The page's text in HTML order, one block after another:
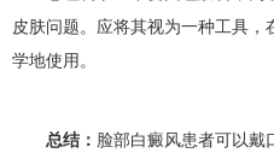
皮肤问题。应将其视为一种工具
学地使用。
总结： 脸部白癜风患者可以戴